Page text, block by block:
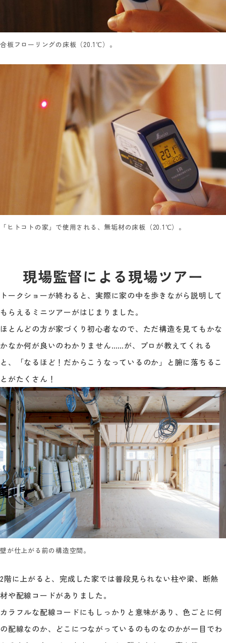
合板フローリングの床板（20.1℃）。
「ヒトコトの家」で使用される、無垢材の床板（20.1℃）。
現場監督による現場ツアー
トークショーが終わると、実際に家の中を歩きながら説明して
もらえるミニツアーがはじまりました。
ほとんどの方が家づくり初心者なので、ただ構造を見てもかな
かなか何が良いのわかりません……が、プロが教えてくれる
と、「なるほど！だからこうなっているのか」と腑に落ちるこ
とがたくさん！
壁が仕上がる前の構造空間。
2階に上がると、完成した家では普段見られない柱や梁、断熱
材や配線コードがありました。
カラフルな配線コードにもしっかりと意味があり、色ごとに何
の配線なのか、どこにつながっているのものなのかが一目でわ